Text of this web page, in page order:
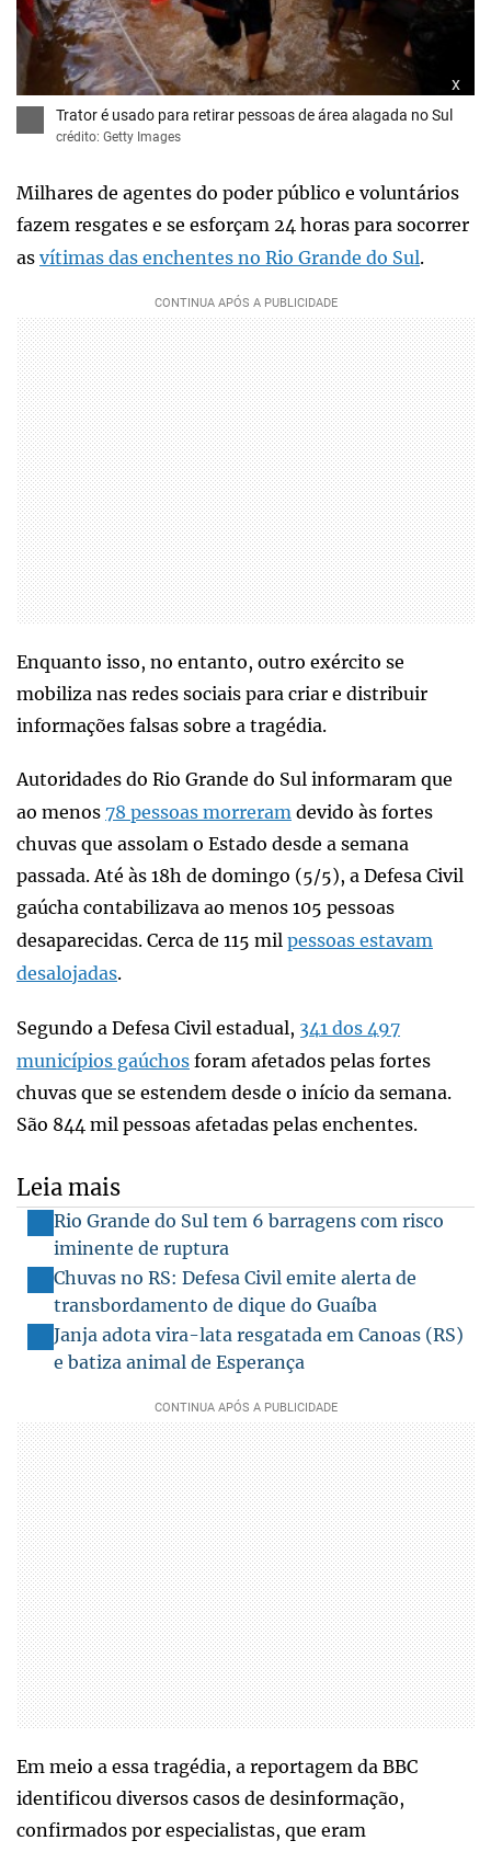
x
Trator é usado para retirar pessoas de área alagada no Sul
crédito: Getty Images
Milhares de agentes do poder público e voluntários
fazem resgates e se esforçam 24 horas para socorrer
as vítimas das enchentes no Rio Grande do Sul.
Enquanto isso, no entanto, outro exército se
mobiliza nas redes sociais para criar e distribuir
informações falsas sobre a tragédia.
Autoridades do Rio Grande do Sul informaram que
ao menos 78 pessoas morreram devido às fortes
chuvas que assolam o Estado desde a semana
passada. Até às 18h de domingo (5/5), a Defesa Civil
gaúcha contabilizava ao menos 105 pessoas
desaparecidas. Cerca de 115 mil pessoas estavam
desalojadas.
Segundo a Defesa Civil estadual, 341 dos 497
municípios gaúchos foram afetados pelas fortes
chuvas que se estendem desde o início da semana.
São 844 mil pessoas afetadas pelas enchentes.
Leia mais
Rio Grande do Sul tem 6 barragens com risco
iminente de ruptura
Chuvas no RS: Defesa Civil emite alerta de
transbordamento de dique do Guaíba
Janja adota vira-lata resgatada em Canoas (RS)
e batiza animal de Esperança
Em meio a essa tragédia, a reportagem da BBC
identificou diversos casos de desinformação,
confirmados por especialistas, que eram